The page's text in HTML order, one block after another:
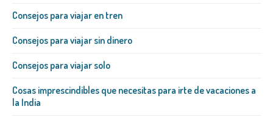
Consejos para viajar en tren
Consejos para viajar sin dinero
Consejos para viajar solo
Cosas imprescindibles que necesitas para irte de vacaciones a
la India